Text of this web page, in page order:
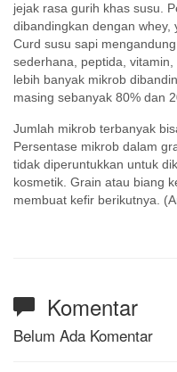
jejak rasa gurih khas susu.
dibandingkan dengan whey,
Curd susu sapi
sederhana, peptida,
lebih banyak mikrob
masing sebanyak 80% dan
Jumlah mikrob terbanyak
Persentase mikrob dalam
tidak diperuntukkan untuk
kosmetik. Grain atau biang
membuat kefir berikutnya. (
Komentar
Belum Ada Komentar